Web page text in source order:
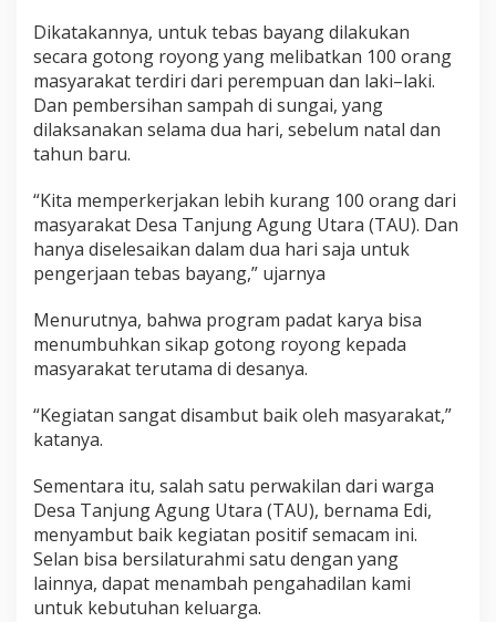
Dikatakannya, untuk tebas bayang dilakukan
secara gotong royong yang melibatkan 100 orang
masyarakat terdiri dari perempuan dan laki–laki.
Dan pembersihan sampah di sungai, yang
dilaksanakan selama dua hari, sebelum natal dan
tahun baru.
“Kita memperkerjakan lebih kurang 100 orang dari
masyarakat Desa Tanjung Agung Utara (TAU). Dan
hanya diselesaikan dalam dua hari saja untuk
pengerjaan tebas bayang,” ujarnya
Menurutnya, bahwa program padat karya bisa
menumbuhkan sikap gotong royong kepada
masyarakat terutama di desanya.
“Kegiatan sangat disambut baik oleh masyarakat,”
katanya.
Sementara itu, salah satu perwakilan dari warga
Desa Tanjung Agung Utara (TAU), bernama Edi,
menyambut baik kegiatan positif semacam ini.
Selan bisa bersilaturahmi satu dengan yang
lainnya, dapat menambah pengahadilan kami
untuk kebutuhan keluarga.